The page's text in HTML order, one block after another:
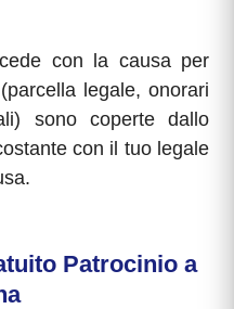
con la causa per
legale, onorari
sono coperte dallo
con il tuo legale
Patrocinio a